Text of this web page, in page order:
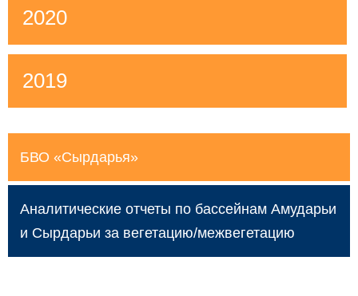
2020
2019
БВО «Сырдарья»
Аналитические отчеты по бассейнам Амударьи
и Сырдарьи за вегетацию/межвегетацию